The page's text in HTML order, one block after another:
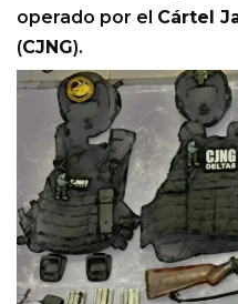
operado por el Cártel
(CJNG).